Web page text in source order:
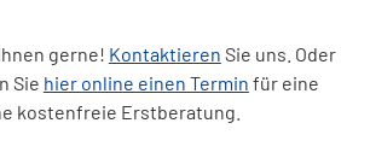
gerne! Kontaktieren Sie uns. Oder
Sie hier online einen Termin für eine
kostenfreie Erstberatung.